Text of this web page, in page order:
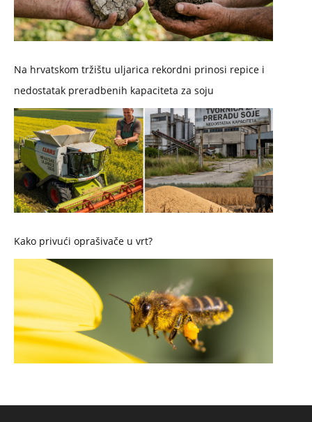
Na hrvatskom tržištu uljarica rekordni prinosi repice i
nedostatak preradbenih kapaciteta za soju
Kako privući oprašivače u vrt?